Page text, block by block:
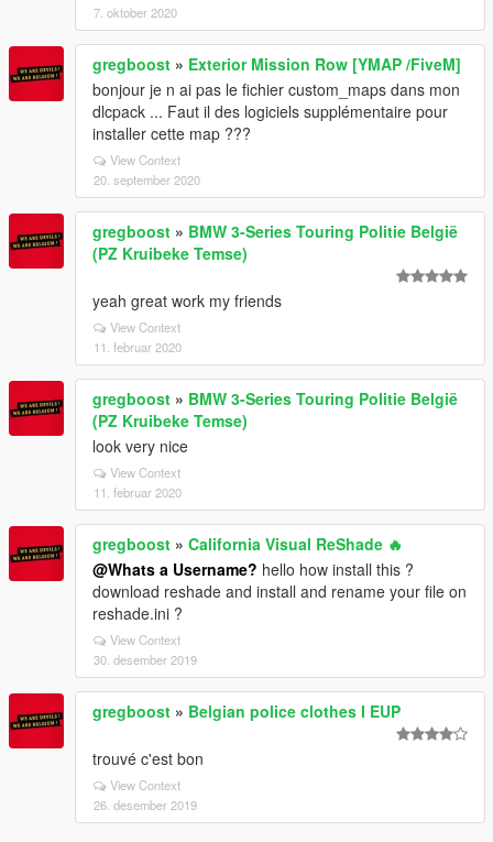
7. oktober 2020
gregboost » Exterior Mission Row [YMAP /FiveM]
bonjour je n ai pas le fichier custom_maps dans mon
dlcpack ... Faut il des logiciels supplémentaire pour
installer cette map ???
View Context
20. september 2020
gregboost » BMW 3-Series Touring Politie België
(PZ Kruibeke Temse)
yeah great work my friends
View Context
11. februar 2020
gregboost » BMW 3-Series Touring Politie België
(PZ Kruibeke Temse)
look very nice
View Context
11. februar 2020
gregboost » California Visual ReShade 🔥
@Whats a Username? hello how install this ?
download reshade and install and rename your file on
reshade.ini ?
View Context
30. desember 2019
gregboost » Belgian police clothes I EUP
trouvé c'est bon
View Context
26. desember 2019